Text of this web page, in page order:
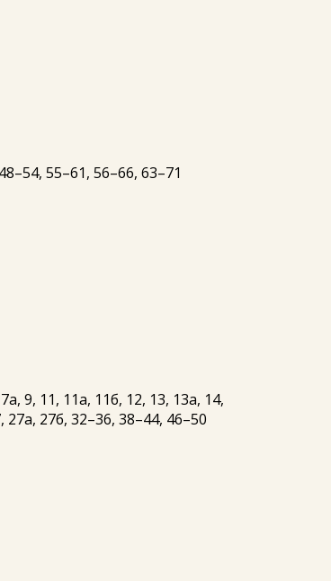
55–61, 56–66, 63–71
9, 11, 11а, 11б, 12, 13, 13а, 14,
27а, 27б, 32–36, 38–44, 46–50